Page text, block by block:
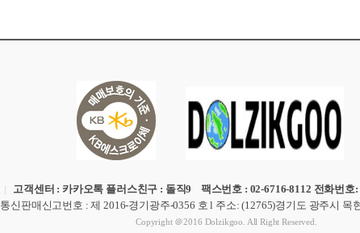
| 고객센터 : 카카오톡 플러스친구 : 돌직9 팩스번호 : 02-6716-8112 전화번
통신판매신고번호 : 제 2016-경기광주-0356 호 l 주소: (12765)경기도 광주시 목
Copyright ＠2016 Dolzikgoo. All Right Reserved.